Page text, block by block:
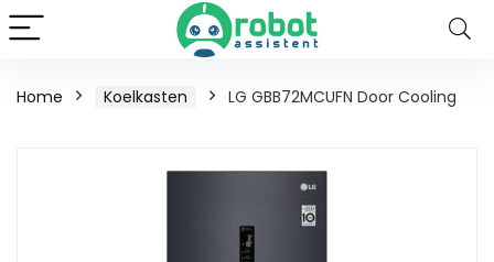
Home Koelkasten LG GBB72MCUFN Door Cooling